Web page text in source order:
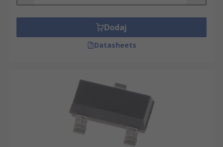
Dodaj
Datasheets